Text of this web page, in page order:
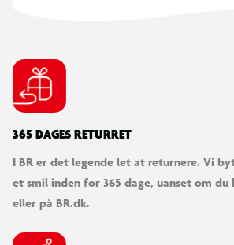
365 DAGES RETURRET
I BR er det legende let at returnere. Vi
et smil inden for 365 dage, uanset om
eller på BR.dk.